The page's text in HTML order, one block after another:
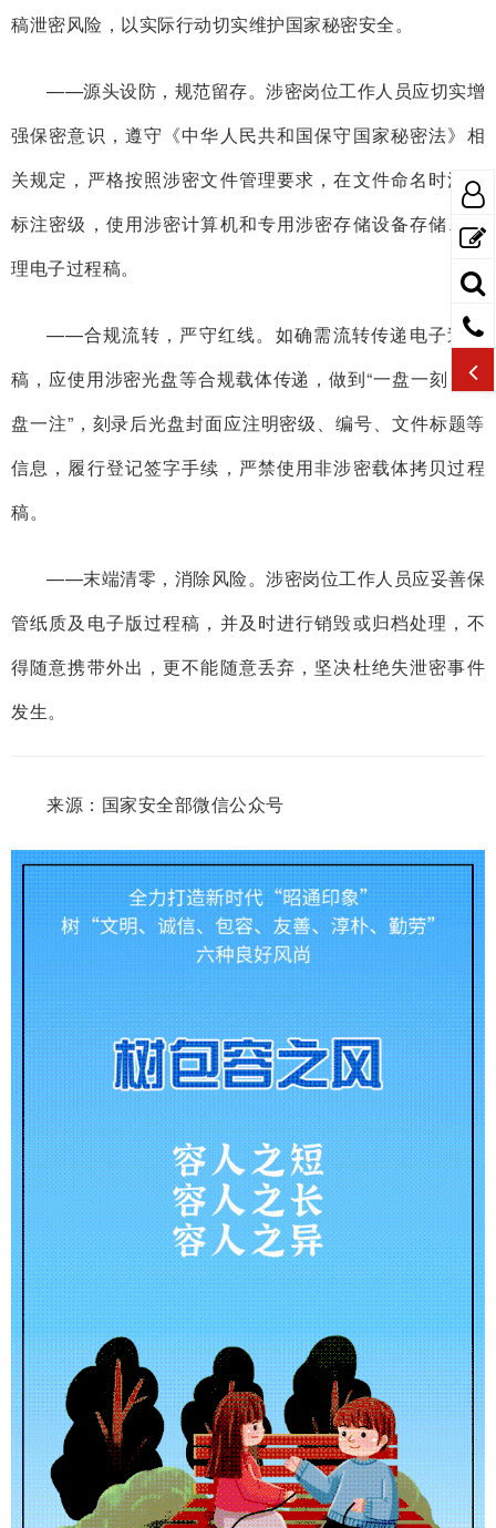
稿泄密风险，以实际行动切实维护国家秘密安全。
——源头设防，规范留存。涉密岗位工作人员应切实增
强保密意识，遵守《中华人民共和国保守国家秘密法》相
关规定，严格按照涉密文件管理要求，在文件命名时清晰
标注密级，使用涉密计算机和专用涉密存储设备存储、处
理电子过程稿。
——合规流转，严守红线。如确需流转传递电子过程
稿，应使用涉密光盘等合规载体传递，做到“一盘一刻、一
盘一注”，刻录后光盘封面应注明密级、编号、文件标题等
信息，履行登记签字手续，严禁使用非涉密载体拷贝过程
稿。
——末端清零，消除风险。涉密岗位工作人员应妥善保
管纸质及电子版过程稿，并及时进行销毁或归档处理，不
得随意携带外出，更不能随意丢弃，坚决杜绝失泄密事件
发生。
来源：国家安全部微信公众号